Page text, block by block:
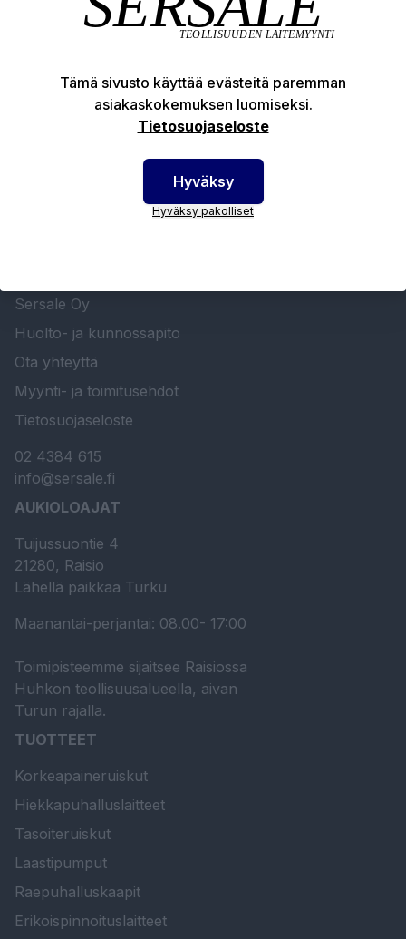
Tuotekuvaus
Sersale Oy
Huolto- ja kunnossapito
Ota yhteyttä
Myynti- ja toimitusehdot
Tietosuojaseloste
02 4384 615
info@sersale.fi
AUKIOLOAJAT
Tuijussuontie 4
21280, Raisio
Lähellä paikkaa Turku
Maanantai-perjantai: 08.00- 17:00
Toimipisteemme sijaitsee Raisiossa
Huhkon teollisuusalueella, aivan
Turun rajalla.
TUOTTEET
Korkeapaineruiskut
Hiekkapuhalluslaitteet
Tasoiteruiskut
Laastipumput
Raepuhalluskaapit
Erikoispinnoituslaitteet
Tämä sivusto käyttää evästeitä paremman
asiakaskokemuksen luomiseksi.
Tietosuojaseloste
Hyväksy
Hyväksy pakolliset